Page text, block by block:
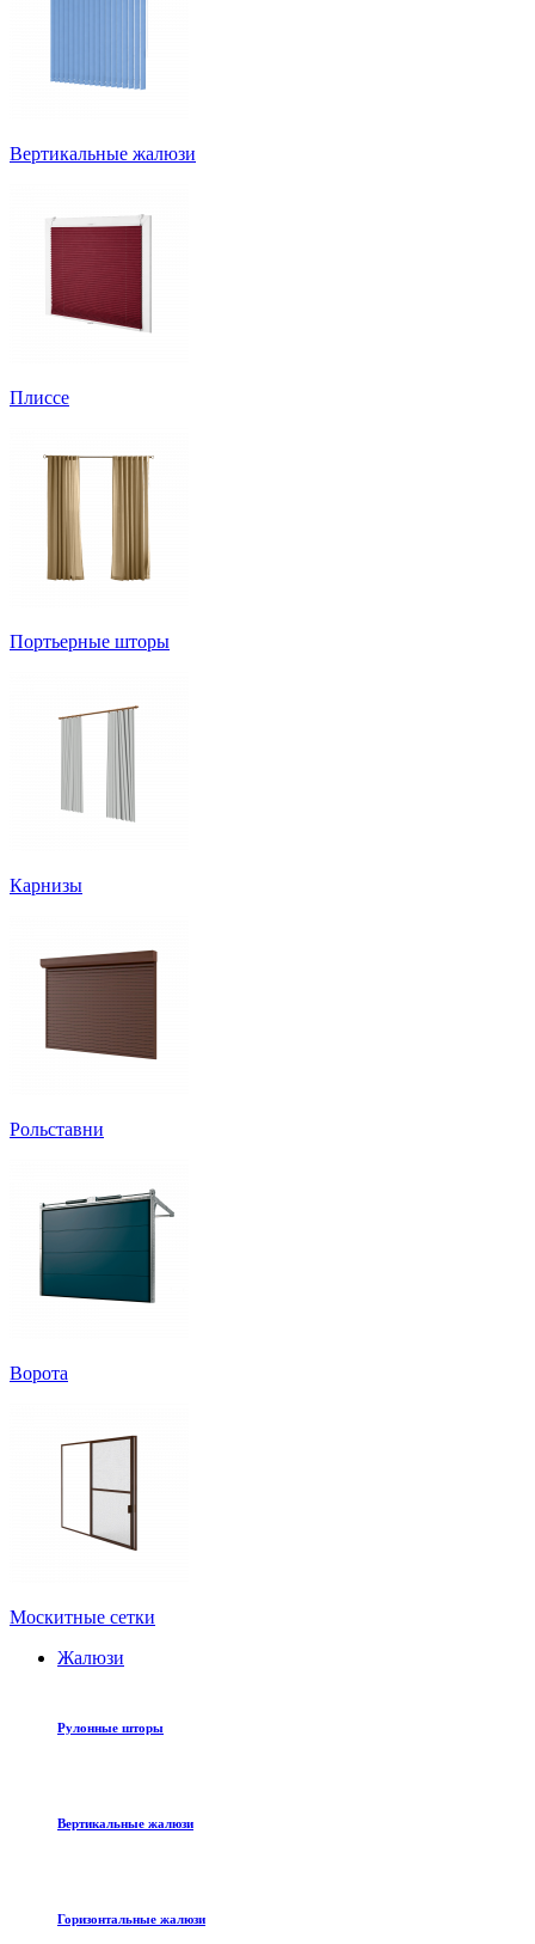
Вертикальные жалюзи
Плиссе
Портьерные шторы
Карнизы
Рольставни
Ворота
Москитные сетки
Жалюзи
Рулонные шторы
Вертикальные жалюзи
Горизонтальные жалюзи